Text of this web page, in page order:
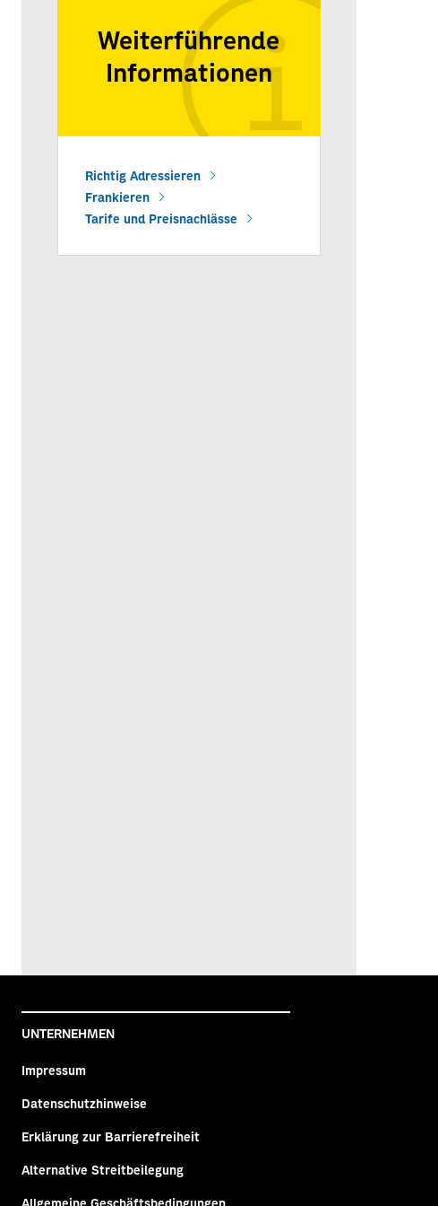
Weiterführende
Informationen
Richtig Adressieren
Frankieren
Tarife und Preisnachlässe
UNTERNEHMEN
Impressum
Datenschutzhinweise
Erklärung zur Barrierefreiheit
Alternative Streitbeilegung
Allgemeine Geschäftsbedingungen